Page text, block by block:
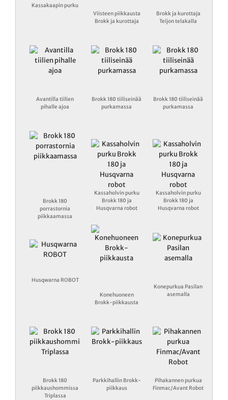
Kassakaapin purku
Viisteen piikkausta
Brokk ja kurottaja
Brokk ja kurottaja
Teijon telakalla
Avantilla tiilien
pihalle ajoa
Brokk 180 tiiliseinää
purkamassa
Brokk 180 tiiliseinää
purkamassa
Brokk 180
porrastornia
piikkaamassa
Kassaholvin purku
Brokk 180 ja
Husqvarna robot
Kassaholvin purku
Brokk 180 ja
Husqvarna robot
Husqwarna ROBOT
Konehuoneen
Brokk-piikkausta
Konepurkua Pasilan
asemalla
Brokk 180
piikkaushommissa
Triplassa
Parkkihallin Brokk-
piikkaus
Pihakannen purkua
Finmac/Avant Robot